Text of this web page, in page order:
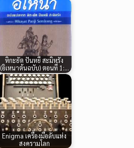
หิกะยัต ปันหยี สะมิหรัง
(อิเหนาต้นฉบับ) ตอนที่ 1:…
Enigma เครื่องมือลับแห่ง
สงครามโลก